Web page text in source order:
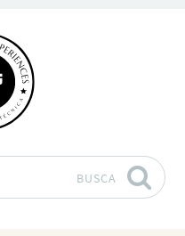
BUSCA